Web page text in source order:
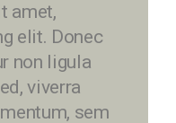
amet,
elit. Donec
non ligula
viverra
sem